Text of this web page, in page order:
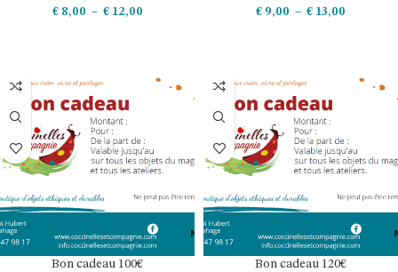
€8,00 – €12,00 € 9,00 – € 13,00
Bon cadeau 100€ Bon cadeau 120€